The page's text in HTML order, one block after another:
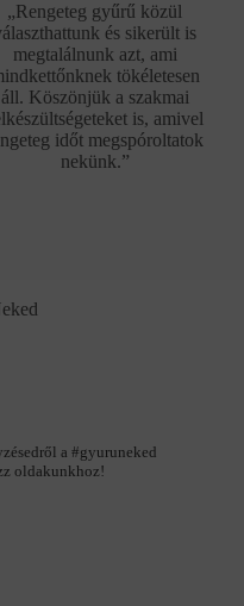
„Rengeteg gyűrű közül
és sikerült is
megtalálnunk azt, ami
tökéletesen
áll. Köszönjük a szakmai
is, amivel
időt megspóroltatok
nekünk.”
a #gyuruneked
oldakunkhoz!